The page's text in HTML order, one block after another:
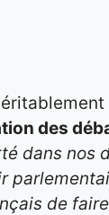
des
dans nos
de